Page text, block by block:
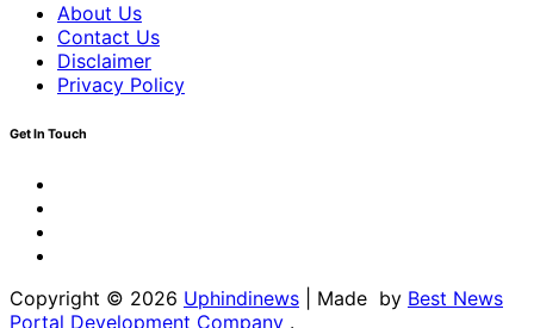
About Us
Contact Us
Disclaimer
Privacy Policy
Get In Touch
Copyright © 2026 Uphindinews | Made by Best News
Portal Development Company .